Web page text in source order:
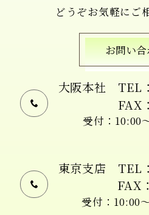
どうぞお気軽にご
お問い
大阪本社 TEL
FAX
受付：10:00
東京支店 TEL
FAX
受付：10:00